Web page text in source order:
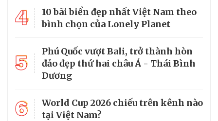
4
10 bãi biển đẹp nhất Việt Nam theo
bình chọn của Lonely Planet
5
Phú Quốc vượt Bali, trở thành hòn
đảo đẹp thứ hai châu Á - Thái Bình
Dương
6
World Cup 2026 chiếu trên kênh nào
tại Việt Nam?